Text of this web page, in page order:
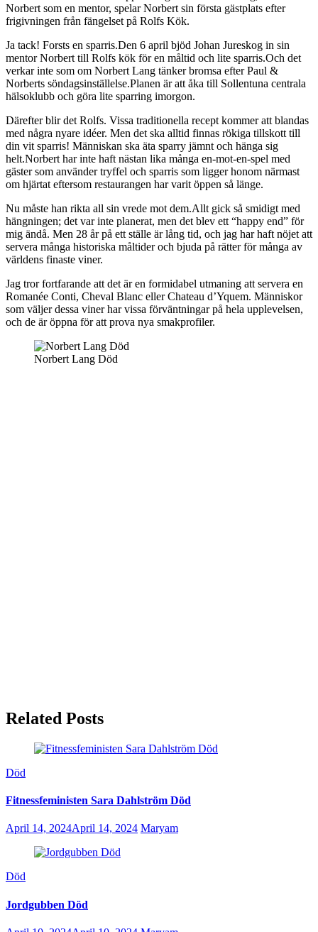
Norbert som en mentor, spelar Norbert sin första gästplats efter
frigivningen från fängelset på Rolfs Kök.
Ja tack! Forsts en sparris.Den 6 april bjöd Johan Jureskog in sin
mentor Norbert till Rolfs kök för en måltid och lite sparris.Och det
verkar inte som om Norbert Lang tänker bromsa efter Paul &
Norberts söndagsinställelse.Planen är att åka till Sollentuna centrala
hälsoklubb och göra lite sparring imorgon.
Därefter blir det Rolfs. Vissa traditionella recept kommer att blandas
med några nyare idéer. Men det ska alltid finnas rökiga tillskott till
din vit sparris! Människan ska äta sparry jämnt och hänga sig
helt.Norbert har inte haft nästan lika många en-mot-en-spel med
gäster som använder tryffel och sparris som ligger honom närmast
om hjärtat eftersom restaurangen har varit öppen så länge.
Nu måste han rikta all sin vrede mot dem.Allt gick så smidigt med
hängningen; det var inte planerat, men det blev ett “happy end” för
mig ändå. Men 28 år på ett ställe är lång tid, och jag har haft nöjet att
servera många historiska måltider och bjuda på rätter för många av
världens finaste viner.
Jag tror fortfarande att det är en formidabel utmaning att servera en
Romanée Conti, Cheval Blanc eller Chateau d’Yquem. Människor
som väljer dessa viner har vissa förväntningar på hela upplevelsen,
och de är öppna för att prova nya smakprofiler.
Norbert Lang Död
Related Posts
Död
Fitnessfeministen Sara Dahlström Död
April 14, 2024April 14, 2024 Maryam
Död
Jordgubben Död